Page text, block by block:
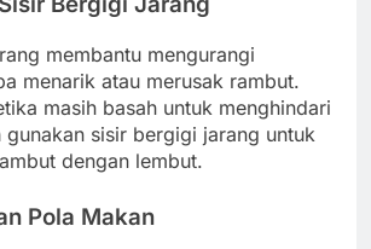
membantu mengurangi
menarik atau merusak rambut.
masih basah untuk menghindari
gunakan sisir bergigi jarang untuk
dengan lembut.
Pola Makan